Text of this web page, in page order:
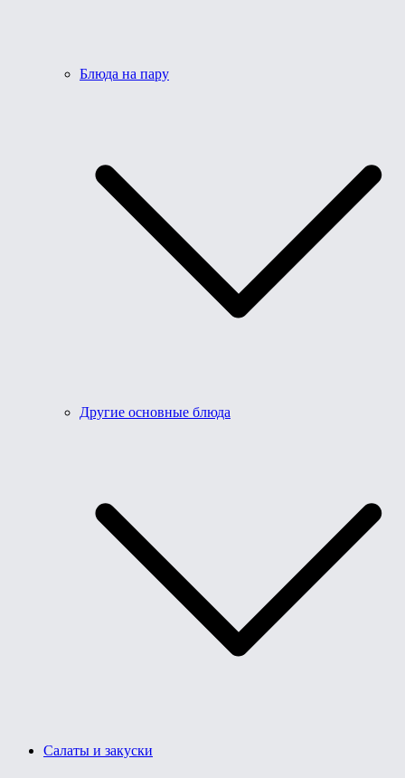
Блюда на пару
Другие основные блюда
Салаты и закуски